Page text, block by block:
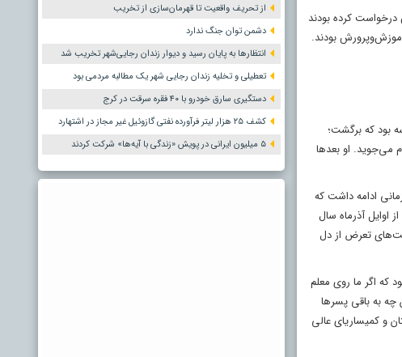
درخواست کرده بودند
بودند.
بود که برگشت؛
می‌جوید. او بعدها
ادامه داشت که
اوایل آذرماه سال
تعرض از دل
که اگر ما روی معلم
چه به باقی پسرها
و کمیساریای عالی
از تحریف واقعیت تا قهرمان‌سازی از تخریب
دشمن توان جنگ ندارد
انتظارها به پایان رسید و دیوار زندان رجایی‌شهر تخریب شد
تعطیلی و تخلیه زندان رجایی شهر یک مطالبه مردمی بود
دستگیری سارق خودرو با ۴۰ فقره سرقت در کرج
کشف ۲۵ هزار لیتر فرآورده نفتی گازوئیل غیر مجاز در اشتهارد
۵ میلیون ایرانی در پویش «زندگی با آیه‌ها» شرکت کردند